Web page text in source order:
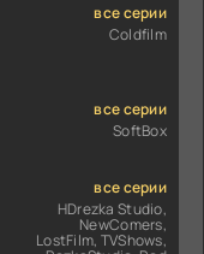
все серии
Coldfilm
все серии
SoftBox
все серии
HDrezka Studio,
NewComers,
LostFilm, TVShows,